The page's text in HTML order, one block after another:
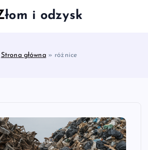
Złom i odzysk
Strona główna» różnice